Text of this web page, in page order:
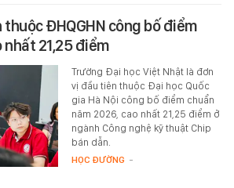
ĐHQGHN công bố điểm
nhất 21,25 điểm
Trường Đại học Việt Nhật là đơn
vị đầu tiên thuộc Đại học Quốc
gia Hà Nội công bố điểm chuẩn
năm 2026, cao nhất 21,25 điểm ở
ngành Công nghệ kỹ thuật Chip
bán dẫn.
HỌC ĐƯỜNG -